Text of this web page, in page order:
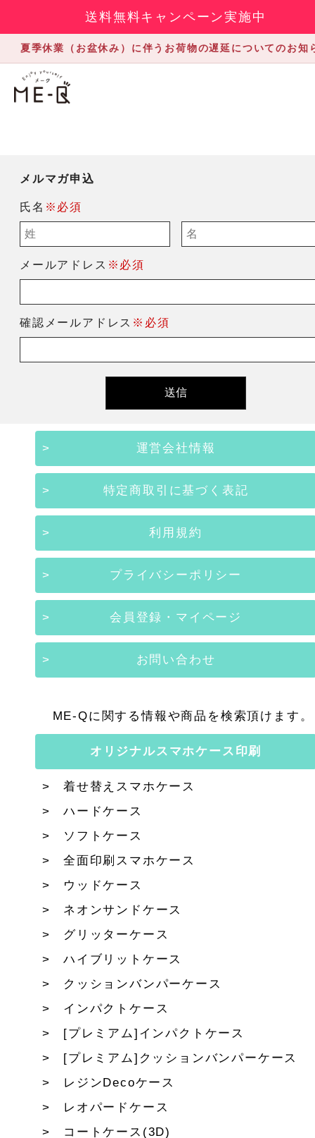
送料無料キャンペーン実施中
夏季休業（お盆休み）に伴うお荷物の遅延についてのお知
メルマガ申込
氏名 ※必須
メールアドレス ※必須
確認メールアドレス ※必須
運営会社情報
特定商取引に基づく表記
利用規約
プライバシーポリシー
会員登録・マイページ
お問い合わせ
ME-Qに関する情報や商品を検索頂けます。
オリジナルスマホケース印刷
着せ替えスマホケース
ハードケース
ソフトケース
全面印刷スマホケース
ウッドケース
ネオンサンドケース
グリッターケース
ハイブリットケース
クッションバンパーケース
インパクトケース
[プレミアム]インパクトケース
[プレミアム]クッションバンパーケース
レジンDecoケース
レオパードケース
コートケース(3D)